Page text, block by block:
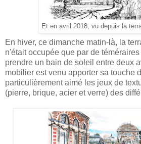
Et en avril 2018, vu depuis la
En hiver, ce dimanche matin-là, la
n'était occupée que par de
prendre un bain de soleil entre deux
mobilier est venu apporter sa touche
particulièrement aimé les jeux de
(pierre, brique, acier et verre) des